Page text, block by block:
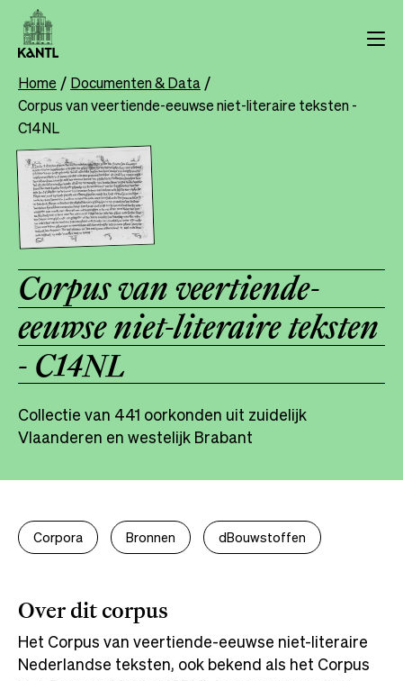
Overslaan
naar
inhoud
gaan
Breadcrumb
Home Documenten & Data
Corpus van veertiende-eeuwse niet-literaire teksten -
C14NL
Corpus van veertiende-
eeuwse niet-literaire teksten
- C14NL
Collectie van 441 oorkonden uit zuidelijk
Vlaanderen en westelijk Brabant
Corpora Bronnen dBouwstoffen
Over dit corpus
Het Corpus van veertiende-eeuwse niet-literaire
Nederlandse teksten, ook bekend als het Corpus